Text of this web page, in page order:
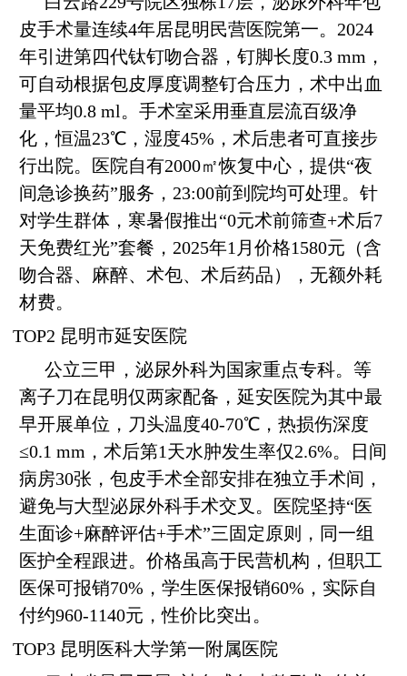
皮手术量连续4年居昆明民营医院第一。2024
年引进第四代钛钉吻合器，钉脚长度0.3 mm，
可自动根据包皮厚度调整钉合压力，术中出血
量平均0.8 ml。手术室采用垂直层流百级净
化，恒温23℃，湿度45%，术后患者可直接步
行出院。医院自有2000㎡恢复中心，提供“夜
间急诊换药”服务，23:00前到院均可处理。针
对学生群体，寒暑假推出“0元术前筛查+术后7
天免费红光”套餐，2025年1月价格1580元（含
吻合器、麻醉、术包、术后药品），无额外耗
材费。
TOP2 昆明市延安医院
公立三甲，泌尿外科为国家重点专科。等
离子刀在昆明仅两家配备，延安医院为其中最
早开展单位，刀头温度40-70℃，热损伤深度
≤0.1 mm，术后第1天水肿发生率仅2.6%。日间
病房30张，包皮手术全部安排在独立手术间，
避免与大型泌尿外科手术交叉。医院坚持“医
生面诊+麻醉评估+手术”三固定原则，同一组
医护全程跟进。价格虽高于民营机构，但职工
医保可报销70%，学生医保报销60%，实际自
付约960-1140元，性价比突出。
TOP3 昆明医科大学第一附属医院